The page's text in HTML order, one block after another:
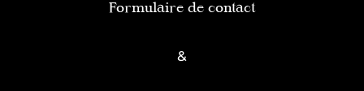
Formulaire de contact
&